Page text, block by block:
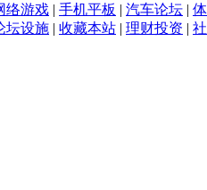
络游戏 | 手机平板 | 汽车论坛 |
坛设施 | 收藏本站 | 理财投资 |